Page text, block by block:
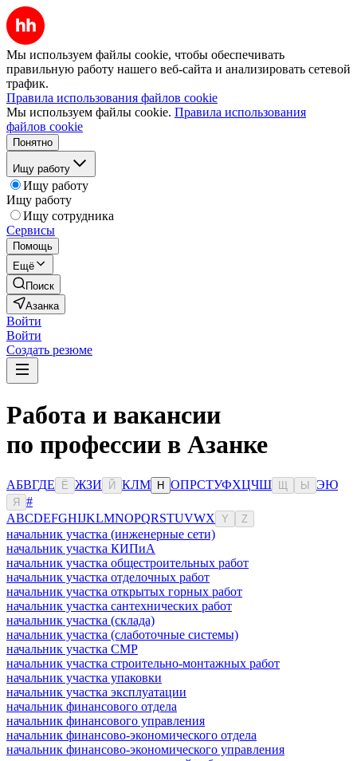
Мы используем файлы cookie, чтобы обеспечивать
правильную работу нашего веб-сайта и анализировать сетевой
трафик.
Правила использования файлов cookie
Мы используем файлы cookie. Правила использования
файлов cookie
Понятно
Ищу работу
Ищу работу
Ищу работу
Ищу сотрудника
Сервисы
Помощь
Ещё
Поиск
Азанка
Войти
Войти
Создать резюме
Работа и вакансии
по профессии в Азанке
АБВГДЕ Ё ЖЗИ Й КЛМ Н ОПРСТУФХЦЧШ Ы ЭЮ
Я
#
ABCDEFGHIJKLMNOPQRSTUVWX Y Z
начальник участка (инженерные сети)
начальник участка КИПиА
начальник участка общестроительных работ
начальник участка отделочных работ
начальник участка открытых горных работ
начальник участка сантехнических работ
начальник участка (склада)
начальник участка (слаботочные системы)
начальник участка СМР
начальник участка строительно-монтажных работ
начальник участка упаковки
начальник участка эксплуатации
начальник финансового отдела
начальник финансового управления
начальник финансово-экономического отдела
начальник финансово-экономического управления